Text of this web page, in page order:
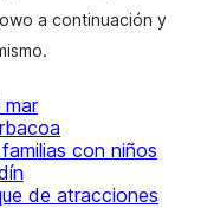
a continuación y
con niños
de atracciones